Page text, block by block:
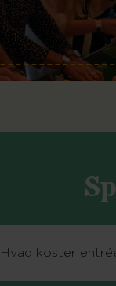
Hvad koster